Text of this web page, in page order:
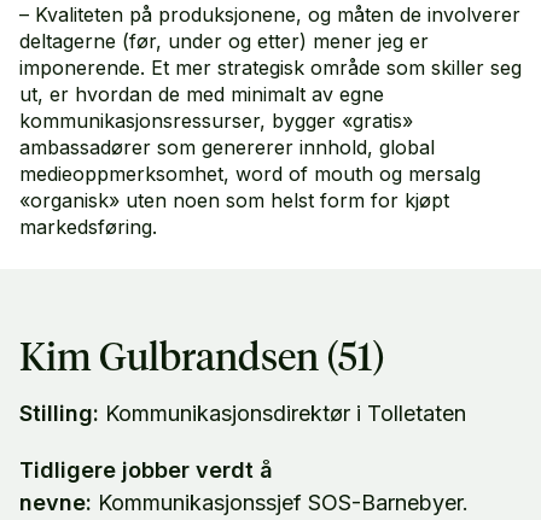
– Kvaliteten på produksjonene, og måten de involverer
deltagerne (før, under og etter) mener jeg er
imponerende. Et mer strategisk område som skiller seg
ut, er hvordan de med minimalt av egne
kommunikasjonsressurser, bygger «gratis»
ambassadører som genererer innhold, global
medieoppmerksomhet, word of mouth og mersalg
«organisk» uten noen som helst form for kjøpt
markedsføring.
Kim Gulbrandsen (51)
Stilling: Kommunikasjonsdirektør i Tolletaten
Tidligere jobber verdt å
nevne: Kommunikasjonssjef SOS-Barnebyer.